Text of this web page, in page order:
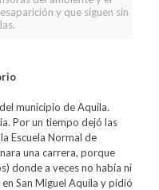
y que siguen sin
municipio de Aquila.
Por un tiempo dejó las
Escuela Normal de
una carrera, porque
donde a veces no había ni
San Miguel Aquila y pidió